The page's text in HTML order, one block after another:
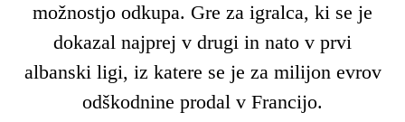
možnostjo odkupa. Gre za igralca, ki se je
dokazal najprej v drugi in nato v prvi
albanski ligi, iz katere se je za milijon evrov
odškodnine prodal v Francijo.